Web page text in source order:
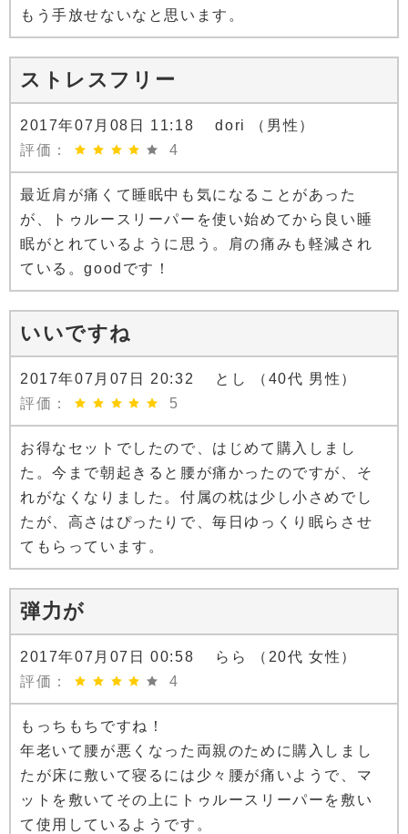
もう手放せないなと思います。
ストレスフリー
2017年07月08日 11:18 dori （男性）
評価：
4
最近肩が痛くて睡眠中も気になることがあった
が、トゥルースリーパーを使い始めてから良い睡
眠がとれているように思う。肩の痛みも軽減され
ている。goodです！
いいですね
2017年07月07日 20:32 とし （40代 男性）
評価：
5
お得なセットでしたので、はじめて購入しまし
た。今まで朝起きると腰が痛かったのですが、そ
れがなくなりました。付属の枕は少し小さめでし
たが、高さはぴったりで、毎日ゆっくり眠らさせ
てもらっています。
弾力が
2017年07月07日 00:58 らら （20代 女性）
評価：
4
もっちもちですね！
年老いて腰が悪くなった両親のために購入しまし
たが床に敷いて寝るには少々腰が痛いようで、マ
ットを敷いてその上にトゥルースリーパーを敷い
て使用しているようです。